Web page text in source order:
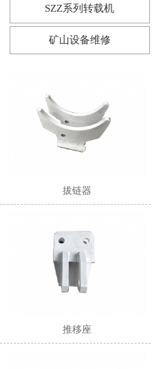
SZZ系列转载机
矿山设备维修
拔链器
推移座